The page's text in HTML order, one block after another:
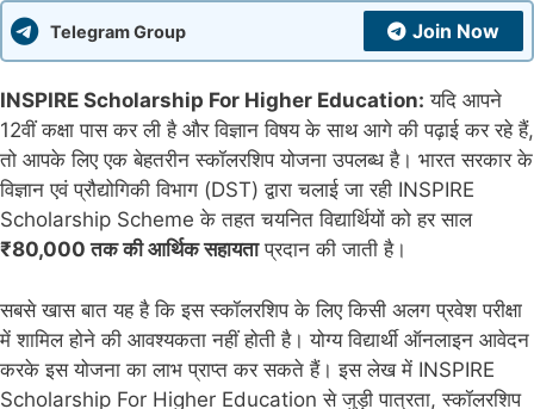
Telegram Group Join Now
INSPIRE Scholarship For Higher Education: यदि आपने
12वीं कक्षा पास कर ली है और विज्ञान विषय के साथ आगे की पढ़ाई कर रहे हैं,
तो आपके लिए एक बेहतरीन स्कॉलरशिप योजना उपलब्ध है। भारत सरकार के
विज्ञान एवं प्रौद्योगिकी विभाग (DST) द्वारा चलाई जा रही INSPIRE
Scholarship Scheme के तहत चयनित विद्यार्थियों को हर साल
₹80,000 तक की आर्थिक सहायताप्रदान की जाती है।
सबसे खास बात यह है कि इस स्कॉलरशिप के लिए किसी अलग प्रवेश परीक्षा
में शामिल होने की आवश्यकता नहीं होती है। योग्य विद्यार्थी ऑनलाइन आवेदन
करके इस योजना का लाभ प्राप्त कर सकते हैं। इस लेख में INSPIRE
Scholarship For Higher Education से जुड़ी पात्रता, स्कॉलरशिप